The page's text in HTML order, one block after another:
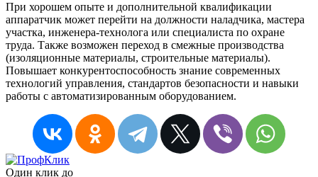
При хорошем опыте и дополнительной квалификации
аппаратчик может перейти на должности наладчика, мастера
участка, инженера-технолога или специалиста по охране
труда. Также возможен переход в смежные производства
(изоляционные материалы, строительные материалы).
Повышает конкурентоспособность знание современных
технологий управления, стандартов безопасности и навыки
работы с автоматизированным оборудованием.
Один клик до